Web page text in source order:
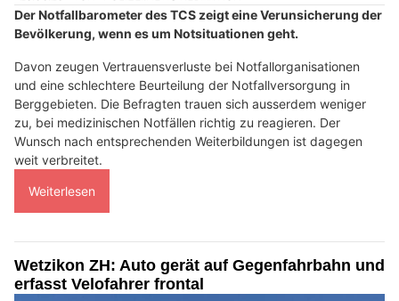
Der Notfallbarometer des TCS zeigt eine Verunsicherung der
Bevölkerung, wenn es um Notsituationen geht.
Davon zeugen Vertrauensverluste bei Notfallorganisationen
und eine schlechtere Beurteilung der Notfallversorgung in
Berggebieten. Die Befragten trauen sich ausserdem weniger
zu, bei medizinischen Notfällen richtig zu reagieren. Der
Wunsch nach entsprechenden Weiterbildungen ist dagegen
weit verbreitet.
Weiterlesen
Wetzikon ZH: Auto gerät auf Gegenfahrbahn und
erfasst Velofahrer frontal